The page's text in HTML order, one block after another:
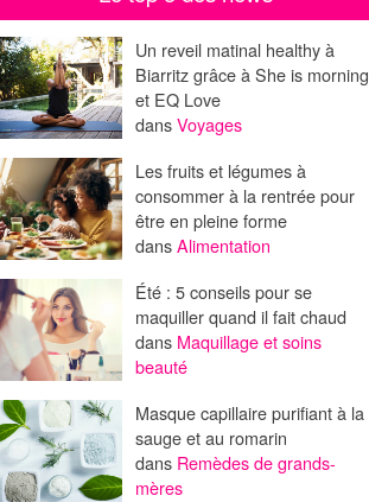
Un reveil matinal healthy à
Biarritz grâce à She is morning
et EQ Love
dansVoyages
Les fruits et légumes à
consommer à la rentrée pour
être en pleine forme
dansAlimentation
Été : 5 conseils pour se
maquiller quand il fait chaud
dans Maquillage et soins
beauté
Masque capillaire purifiant à la
sauge et au romarin
dans Remèdes de grands-
mères